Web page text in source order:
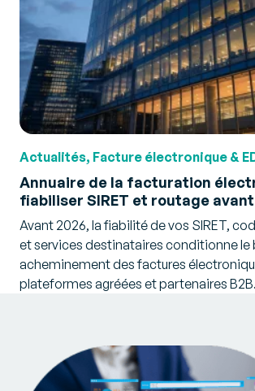
Actualités, Facture électronique &
Annuaire de la facturation
fiabiliser SIRET et routage
Avant 2026, la fiabilité de vos SIRET,
et services destinataires conditionne le
acheminement des factures
plateformes agréées et partenaires B2B.